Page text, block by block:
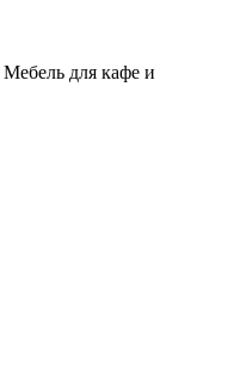
Мебель для кафе и